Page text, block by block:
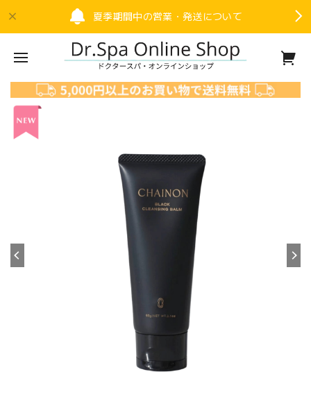
夏季期間中の営業・発送について